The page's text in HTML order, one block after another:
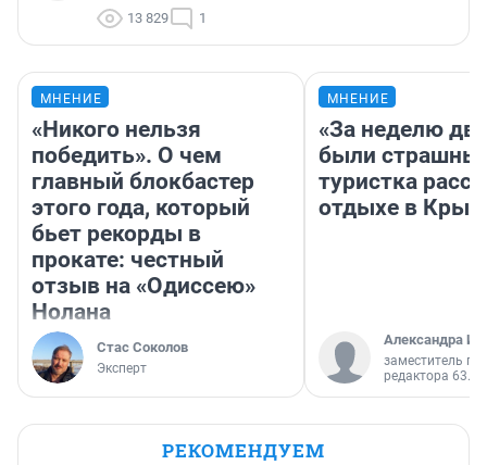
13 829 1
МНЕНИЕ
«Никого нельзя
победить». О чем
главный блокбастер
этого года, который
бьет рекорды в
прокате: честный
отзыв на «Одиссею»
Нолана
Стас Соколов
Эксперт
МНЕНИЕ
«За неделю
были
туристка
отдыхе в
Александра
заместитель
редактора 63.RU
РЕКОМЕНДУЕМ